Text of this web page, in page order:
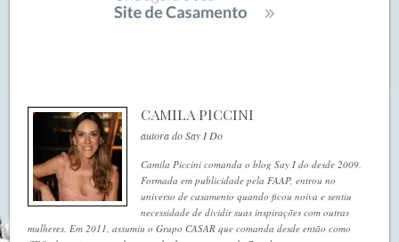
CAMILA PICCINI
autora do Say I Do
Camila Piccini comanda o blog Say I do desde 2009.
Formada em publicidade pela FAAP, entrou no
universo de casamento quando ficou noiva e sentiu
necessidade de dividir suas inspirações com outras
mulheres. Em 2011, assumiu o Grupo CASAR que comanda desde então como